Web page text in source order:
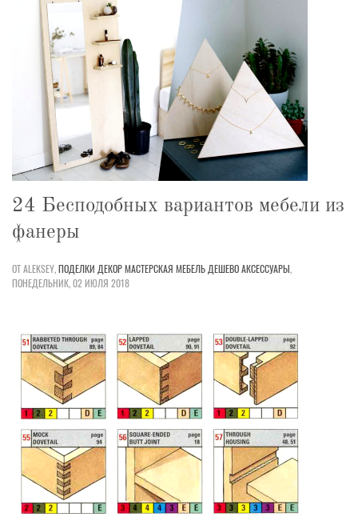
24 Бесподобных вариантов мебели из
фанеры
ОТ ALEKSEY,ПОДЕЛКИ ДЕКОРМАСТЕРСКАЯ МЕБЕЛЬ ДЕШЕВОАКСЕССУАРЫ,
ПОНЕДЕЛЬНИК, 02 ИЮЛЯ 2018